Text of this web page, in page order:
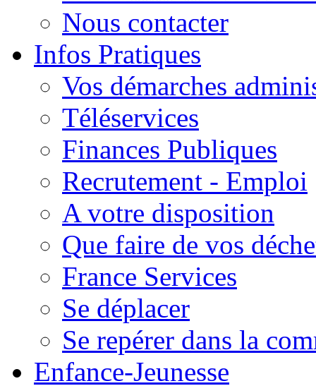
Nous contacter
Infos Pratiques
Vos démarches
Téléservices
Finances Publiques
Recrutement - Emploi
A votre disposition
Que faire de vos
France Services
Se déplacer
Se repérer dans la
Enfance-Jeunesse